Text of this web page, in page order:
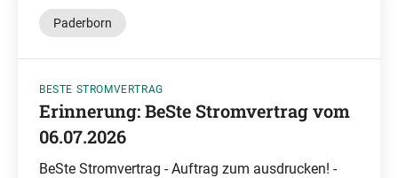
Paderborn
BESTE STROMVERTRAG
Erinnerung: BeSte Stromvertrag vom
06.07.2026
BeSte Stromvertrag - Auftrag zum ausdrucken! -